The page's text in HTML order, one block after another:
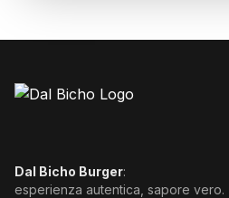
Dal Bicho Burger:
esperienza autentica, sapore vero.